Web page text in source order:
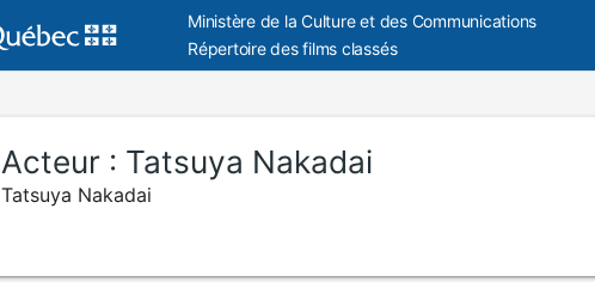
Ministère de la Culture et des Communications
Répertoire des films classés
Acteur : Tatsuya Nakadai
Tatsuya Nakadai